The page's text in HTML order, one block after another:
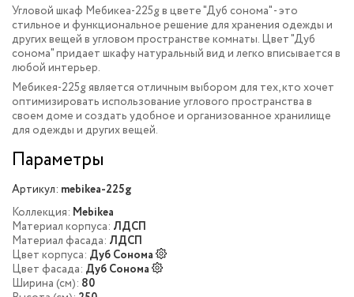
Угловой шкаф Мебикеа-225g в цвете "Дуб сонома" - это
стильное и функциональное решение для хранения одежды и
других вещей в угловом пространстве комнаты. Цвет "Дуб
сонома" придает шкафу натуральный вид и легко вписывается в
любой интерьер.
Мебикея-225g является отличным выбором для тех, кто хочет
оптимизировать использование углового пространства в
своем доме и создать удобное и организованное хранилище
для одежды и других вещей.
Параметры
Артикул: mebikea-225g
Коллекция: Mebikea
Материал корпуса: ЛДСП
Материал фасада: ЛДСП
Цвет корпуса: Дуб Сонома
Цвет фасада: Дуб Сонома
Ширина (см): 80